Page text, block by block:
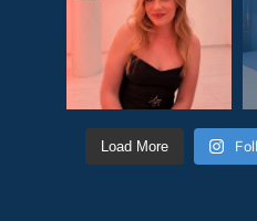
Load More